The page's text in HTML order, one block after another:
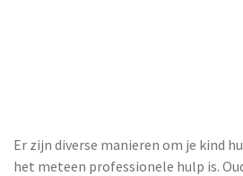
Er zijn diverse manieren om je kind
het meteen professionele hulp is.